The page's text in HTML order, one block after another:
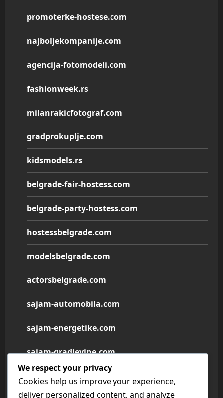
promoterke-hostese.com
najboljekompanije.com
agencija-fotomodeli.com
fashionweek.rs
milanrakicfotograf.com
gradprokuplje.com
kidsmodels.rs
belgrade-fair-hostess.com
belgrade-party-hostess.com
hostessbelgrade.com
modelsbelgrade.com
actorsbelgrade.com
sajam-automobila.com
sajam-energetike.com
sajam-gradjevine.com
sajam-medicine.com
We respect your privacy
Cookies help us improve your experience,
deliver personalized content, and analyze